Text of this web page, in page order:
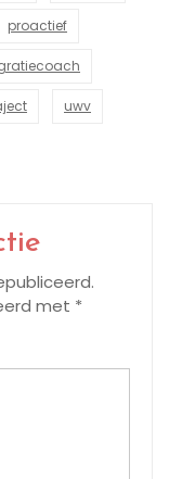
proactief
uwv
met *